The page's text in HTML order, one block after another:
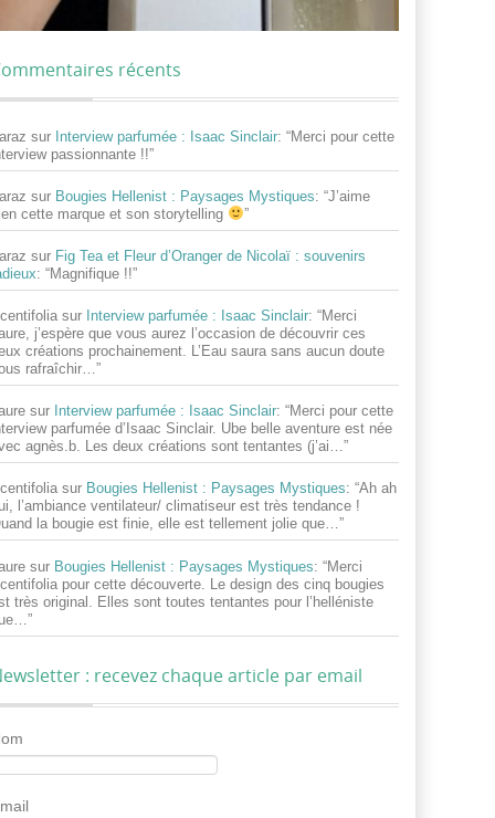
récents
sur Interview parfumée : Isaac Sinclair: “Merci pour cette
passionnante !!”
sur Bougies Hellenist : Paysages Mystiques: “J’aime
cette marque et son storytelling
”
sur Fig Tea et Fleur d’Oranger de Nicolaï : souvenirs
: “Magnifique !!”
sur Interview parfumée : Isaac Sinclair: “Merci
j’espère que vous aurez l’occasion de découvrir ces
créations prochainement. L’Eau saura sans aucun doute
rafraîchir…”
sur Interview parfumée : Isaac Sinclair: “Merci pour cette
parfumée d’Isaac Sinclair. Ube belle aventure est née
agnès.b. Les deux créations sont tentantes (j’ai…”
sur Bougies Hellenist : Paysages Mystiques: “Ah ah
l’ambiance ventilateur/ climatiseur est très tendance !
la bougie est finie, elle est tellement jolie que…”
sur Bougies Hellenist : Paysages Mystiques: “Merci
pour cette découverte. Le design des cinq bougies
très original. Elles sont toutes tentantes pour l’helléniste
”
: recevez chaque article par email